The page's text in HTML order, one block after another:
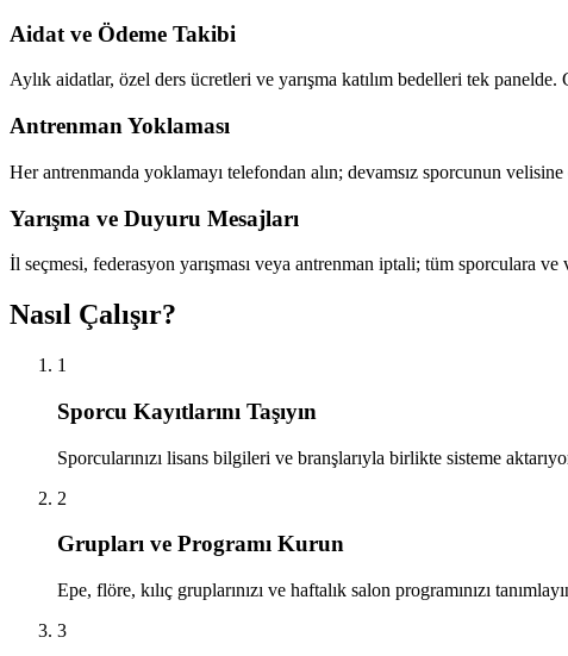
Aidat ve Ödeme Takibi
Aylık aidatlar, özel ders ücretleri ve yarışma katılım bedelleri tek
Antrenman Yoklaması
Her antrenmanda yoklamayı telefondan alın; devamsız sporcunun
Yarışma ve Duyuru Mesajları
İl seçmesi, federasyon yarışması veya antrenman iptali; tüm sporculara
Nasıl Çalışır?
1
Sporcu Kayıtlarını Taşıyın
Sporcularınızı lisans bilgileri ve branşlarıyla birlikte sisteme
2
Grupları ve Programı Kurun
Epe, flöre, kılıç gruplarınızı ve haftalık salon programınızı
3